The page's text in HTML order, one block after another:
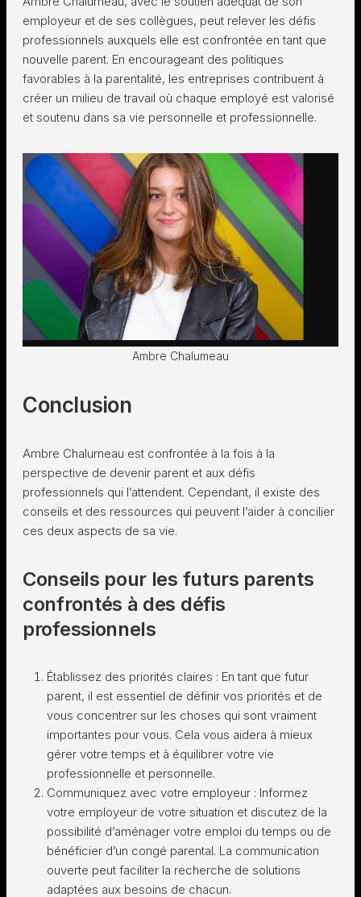
employeur et de ses collègues, peut relever les défis
professionnels auxquels elle est confrontée en tant que
nouvelle parent. En encourageant des politiques
favorables à la parentalité, les entreprises contribuent à
créer un milieu de travail où chaque employé est valorisé
et soutenu dans sa vie personnelle et professionnelle.
Ambre Chalumeau
Conclusion
Ambre Chalumeau est confrontée à la fois à la
perspective de devenir parent et aux défis
professionnels qui l’attendent. Cependant, il existe des
conseils et des ressources qui peuvent l’aider à concilier
ces deux aspects de sa vie.
Conseils pour les futurs parents
confrontés à des défis
professionnels
Établissez des priorités claires : En tant que futur
parent, il est essentiel de définir vos priorités et de
vous concentrer sur les choses qui sont vraiment
importantes pour vous. Cela vous aidera à mieux
gérer votre temps et à équilibrer votre vie
professionnelle et personnelle.
Communiquez avec votre employeur : Informez
votre employeur de votre situation et discutez de la
possibilité d’aménager votre emploi du temps ou de
bénéficier d’un congé parental. La communication
ouverte peut faciliter la recherche de solutions
adaptées aux besoins de chacun.